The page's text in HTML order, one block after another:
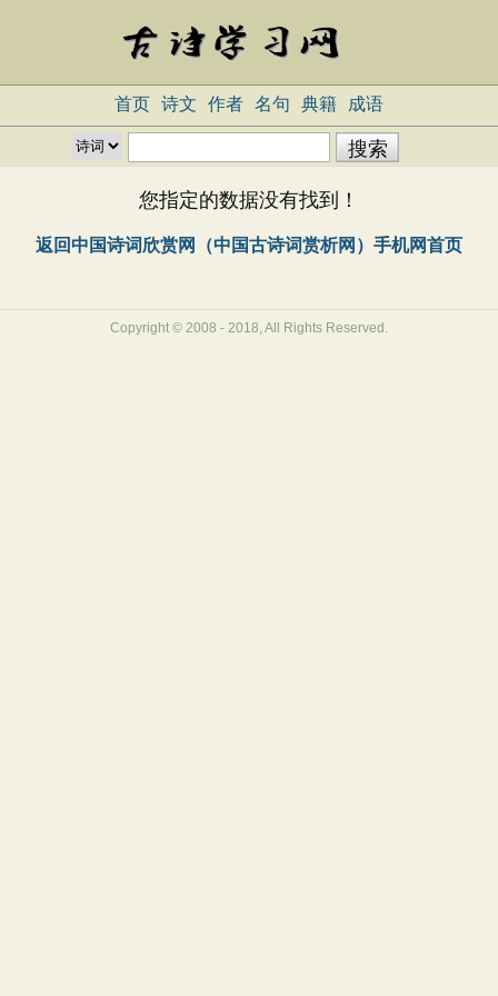
首页 诗文 作者 名句 典籍 成语
您指定的数据没有找到！
返回中国诗词欣赏网（中国古诗词赏析网）手机网首页
Copyright © 2008 - 2018, All Rights Reserved.